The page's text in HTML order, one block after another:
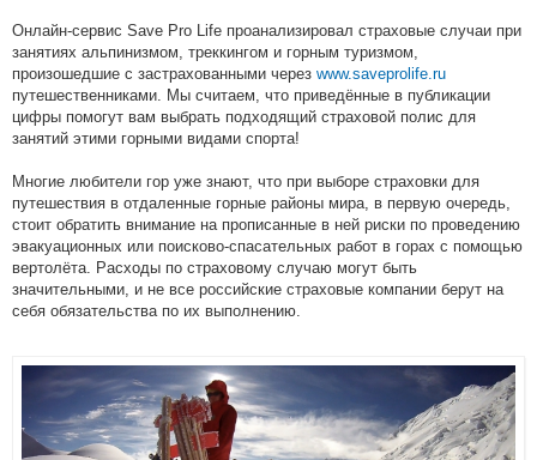
Онлайн-сервис Save Pro Life проанализировал страховые случаи при
занятиях альпинизмом, треккингом и горным туризмом,
произошедшие с застрахованными через www.saveprolife.ru
путешественниками. Мы считаем, что приведённые в публикации
цифры помогут вам выбрать подходящий страховой полис для
занятий этими горными видами спорта!
Многие любители гор уже знают, что при выборе страховки для
путешествия в отдаленные горные районы мира, в первую очередь,
стоит обратить внимание на прописанные в ней риски по проведению
эвакуационных или поисково-спасательных работ в горах с помощью
вертолёта. Расходы по страховому случаю могут быть
значительными, и не все российские страховые компании берут на
себя обязательства по их выполнению.